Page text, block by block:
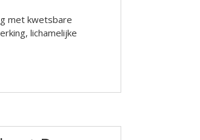
met kwetsbare
lichamelijke